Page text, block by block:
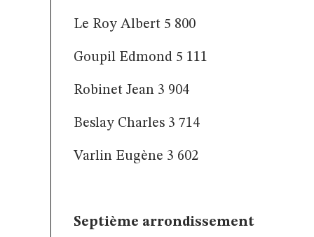
Le Roy Albert 5 800
Goupil Edmond 5 111
Robinet Jean 3 904
Beslay Charles 3 714
Varlin Eugène 3 602
Septième arrondissement